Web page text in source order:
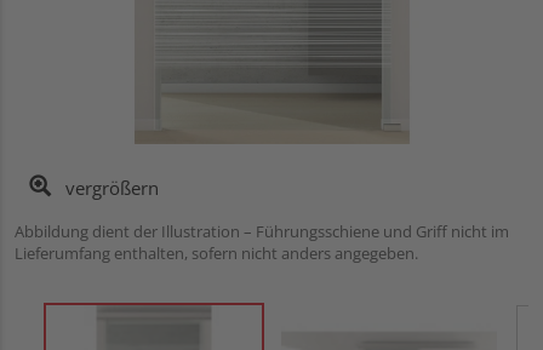
vergrößern
Abbildung dient der Illustration – Führungsschiene und Griff nicht im
Lieferumfang enthalten, sofern nicht anders angegeben.